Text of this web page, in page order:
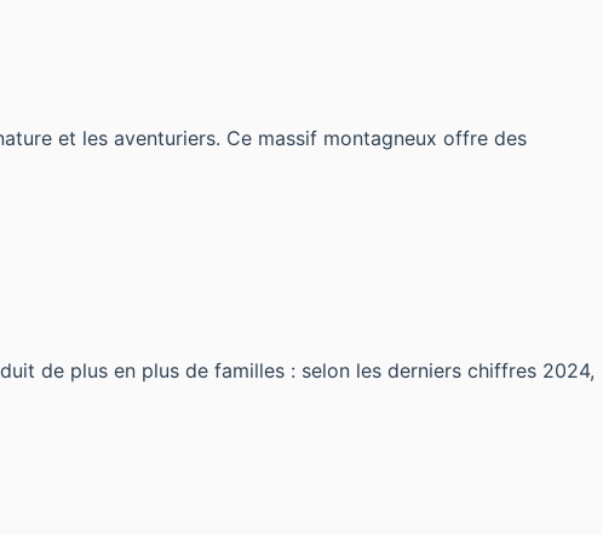
et les aventuriers. Ce massif montagneux offre des
de plus en plus de familles : selon les derniers chiffres 2024,